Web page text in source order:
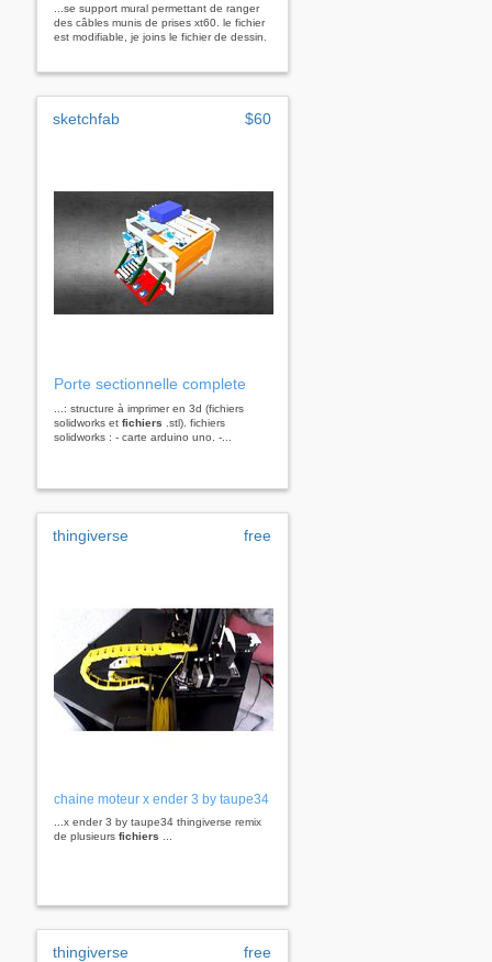
...se support mural permettant de ranger
des câbles munis de prises xt60. le fichier
est modifiable, je joins le fichier de dessin.
sketchfab $60
Porte sectionnelle complete
...: structure à imprimer en 3d (fichiers
solidworks et fichiers .stl). fichiers
solidworks : - carte arduino uno. -...
thingiverse free
chaine moteur x ender 3 by taupe34
...x ender 3 by taupe34 thingiverse remix
de plusieurs fichiers
thingiverse free